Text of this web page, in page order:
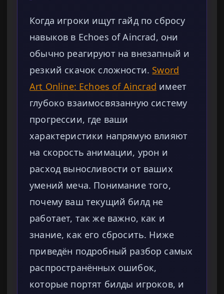
Когда игроки ищут гайд по сбросу
навыков в Echoes of Aincrad, они
обычно реагируют на внезапный и
резкий скачок сложности. Sword
Art Online: Echoes of Aincrad имеет
глубоко взаимосвязанную систему
прогрессии, где ваши
характеристики напрямую влияют
на скорость анимации, урон и
расход выносливости от ваших
умений меча. Понимание того,
почему ваш текущий билд не
работает, так же важно, как и
знание, как его сбросить. Ниже
приведён подробный разбор самых
распространённых ошибок,
которые портят билды игроков, и